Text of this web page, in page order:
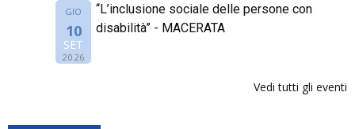
GIO
10
SET
2026
“L’inclusione sociale delle persone con
disabilità” - MACERATA
Vedi tutti gli eventi